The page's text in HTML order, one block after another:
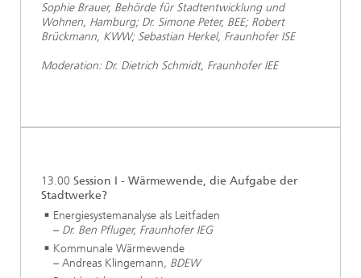
Sophie Brauer, Behörde für Stadtentwicklung und
Wohnen, Hamburg; Dr. Simone Peter, BEE; Robert
Brückmann, KWW; Sebastian Herkel, Fraunhofer ISE
Moderation: Dr. Dietrich Schmidt, Fraunhofer IEE
13.00 Session I - Wärmewende, die Aufgabe der
Stadtwerke?
Energiesystemanalyse als Leitfaden
– Dr. Ben Pfluger, Fraunhofer IEG
Kommunale Wärmewende
– Andreas Klingemann, BDEW